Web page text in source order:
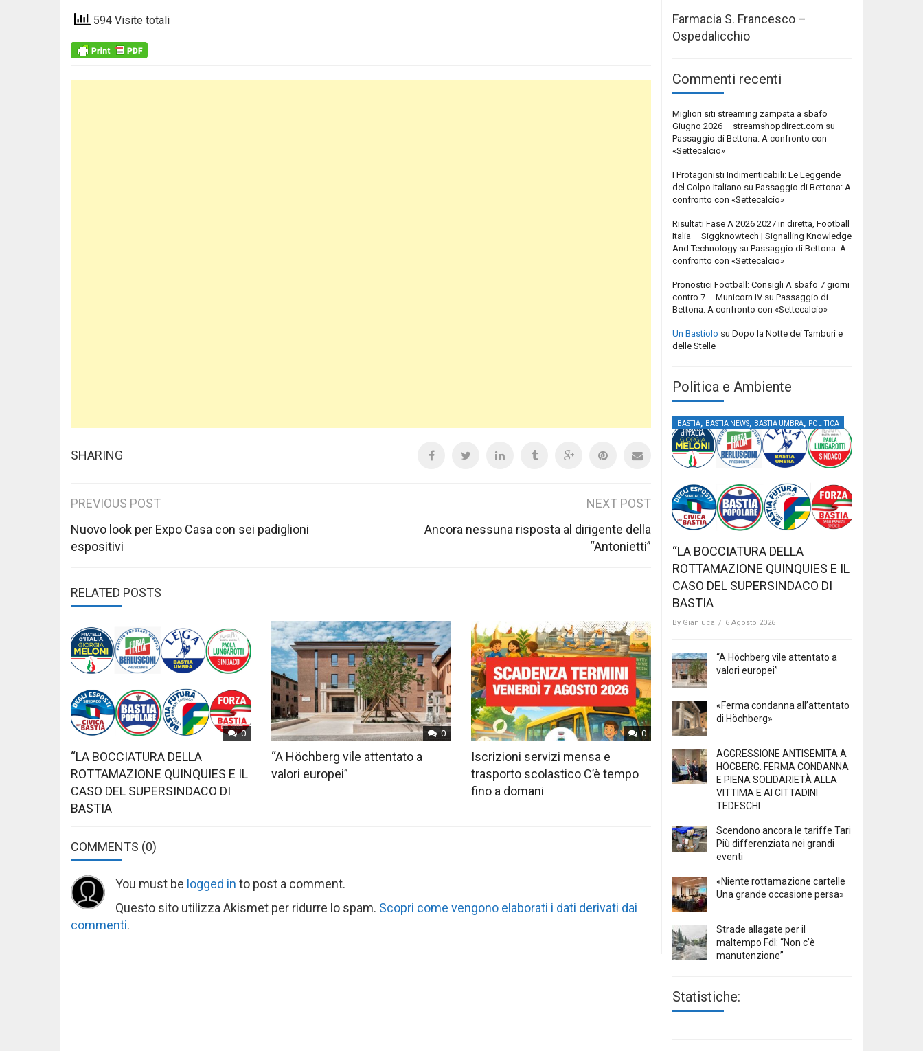
594 Visite totali
SHARING
Post
navigation
PREVIOUS POST
Nuovo look per Expo Casa con sei padiglioni
espositivi
NEXT POST
Ancora nessuna risposta al dirigente della
“Antonietti”
RELATED POSTS
0
“LA BOCCIATURA DELLA
ROTTAMAZIONE QUINQUIES E IL
CASO DEL SUPERSINDACO DI
BASTIA
0
“A Höchberg vile attentato a
valori europei”
0
Iscrizioni servizi mensa e
trasporto scolastico C’è tempo
fino a domani
COMMENTS (0)
You must be logged in to post a comment.
Questo sito utilizza Akismet per ridurre lo spam. Scopri come vengono elaborati i dati derivati dai
commenti.
Farmacia S. Francesco –
Ospedalicchio
Commenti recenti
Migliori siti streaming zampata a sbafo
Giugno 2026 – streamshopdirect.com su
Passaggio di Bettona: A confronto con
«Settecalcio»
I Protagonisti Indimenticabili: Le Leggende
del Colpo Italiano su Passaggio di Bettona: A
confronto con «Settecalcio»
Risultati Fase A 2026 2027 in diretta, Football
Italia – Siggknowtech | Signalling Knowledge
And Technology su Passaggio di Bettona: A
confronto con «Settecalcio»
Pronostici Football: Consigli A sbafo 7 giorni
contro 7 – Municorn IV su Passaggio di
Bettona: A confronto con «Settecalcio»
Un Bastiolo su Dopo la Notte dei Tamburi e
delle Stelle
Politica e Ambiente
BASTIA, BASTIA NEWS, BASTIA UMBRA, POLITICA
“LA BOCCIATURA DELLA
ROTTAMAZIONE QUINQUIES E IL
CASO DEL SUPERSINDACO DI
BASTIA
By Gianluca / 6 Agosto 2026
“A Höchberg vile attentato a
valori europei”
«Ferma condanna all’attentato
di Höchberg»
AGGRESSIONE ANTISEMITA A
HÖCBERG: FERMA CONDANNA
E PIENA SOLIDARIETÀ ALLA
VITTIMA E AI CITTADINI
TEDESCHI
Scendono ancora le tariffe Tari
Più differenziata nei grandi
eventi
«Niente rottamazione cartelle
Una grande occasione persa»
Strade allagate per il
maltempo FdI: “Non c’è
manutenzione”
Statistiche: